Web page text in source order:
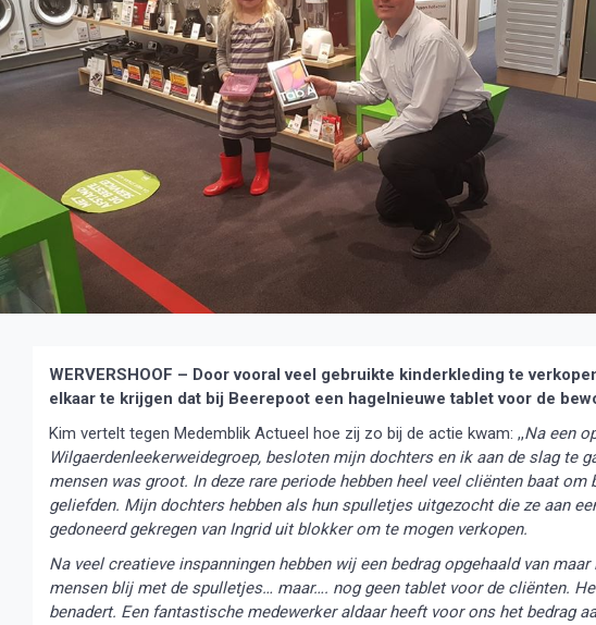
WERVERSHOOF – Door vooral veel gebruikte kinderkleding te
elkaar te krijgen dat bij Beerepoot een hagelnieuwe tablet voor de
Kim vertelt tegen Medemblik Actueel hoe zij zo bij de actie kwam: ,,Na een
Wilgaerdenleekerweidegroep, besloten mijn dochters en ik aan de slag te
mensen was groot. In deze rare periode hebben heel veel cliënten baat
geliefden. Mijn dochters hebben als hun spulletjes uitgezocht die ze aan
gedoneerd gekregen van Ingrid uit blokker om te mogen verkopen.
Na veel creatieve inspanningen hebben wij een bedrag opgehaald van
mensen blij met de spulletjes… maar…. nog geen tablet voor de cliënten.
benadert. Een fantastische medewerker aldaar heeft voor ons het bedrag